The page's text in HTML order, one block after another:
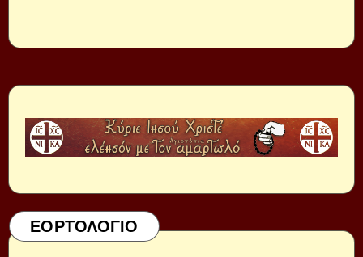
ΕΟΡΤΟΛΟΓΙΟ